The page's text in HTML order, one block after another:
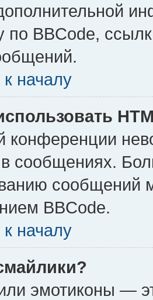
по BBCode,
началу
конференции
сообщениях.
сообщений
BBCode.
началу
эмотиконы —